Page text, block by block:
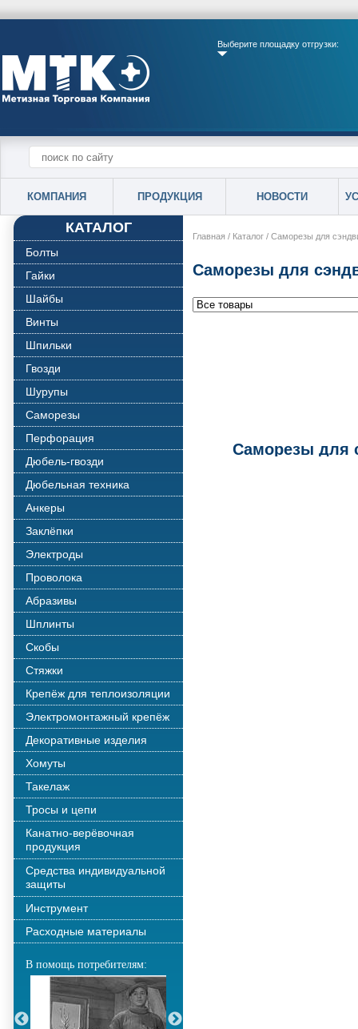
Выберите площадку отгрузки:
КОМПАНИЯ ПРОДУКЦИЯ НОВОСТИ
КАТАЛОГ
Болты
Гайки
Шайбы
Винты
Шпильки
Гвозди
Шурупы
Саморезы
Перфорация
Дюбель-гвозди
Дюбельная техника
Анкеры
Заклёпки
Электроды
Проволока
Абразивы
Шплинты
Скобы
Стяжки
Крепёж для теплоизоляции
Электромонтажный крепёж
Декоративные изделия
Хомуты
Такелаж
Тросы и цепи
Канатно-верёвочная
продукция
Средства индивидуальной
защиты
Инструмент
Расходные материалы
В помощь потребителям:
Главная / Каталог / Саморезы для
Саморезы для
Саморезы для